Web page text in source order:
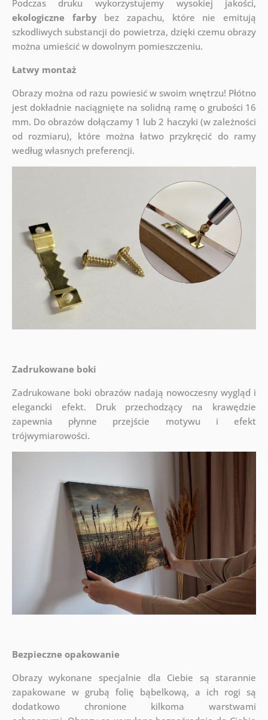
Podczas druku wykorzystujemy wysokiej jakości,
ekologiczne farbybez zapachu, które nie emitują
szkodliwych substancji do powietrza, dzięki czemu obrazy
można umieścić w dowolnym pomieszczeniu.
Łatwy montaż
Obrazy można od razu powiesić w swoim wnętrzu! Płótno
jest dokładnie naciągnięte na solidną ramę o grubości 16
mm. Do obrazów dołączamy 1 lub 2 haczyki (w zależności
od rozmiaru), które można łatwo przykręcić do ramy
według własnych preferencji.
Zadrukowane boki
Zadrukowane boki obrazów nadają nowoczesny wygląd i
elegancki efekt. Druk przechodzący na krawędzie
zapewnia płynne przejście motywu i efekt
trójwymiarowości.
Bezpieczne opakowanie
Obrazy wykonane specjalnie dla Ciebie są starannie
zapakowane w grubą folię bąbelkową, a ich rogi są
dodatkowo chronione kilkoma warstwami